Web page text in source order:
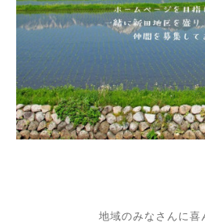
地域のみなさんに喜